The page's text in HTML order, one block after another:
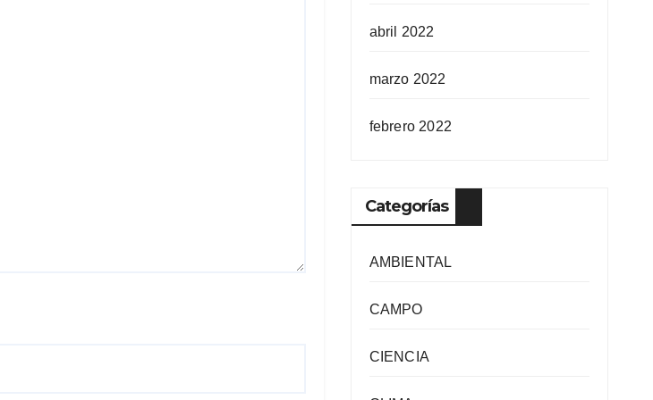
abril 2022
marzo 2022
febrero 2022
Categorías
AMBIENTAL
CAMPO
CIENCIA